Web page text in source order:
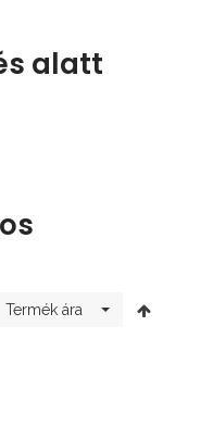
alatt
Termék ára